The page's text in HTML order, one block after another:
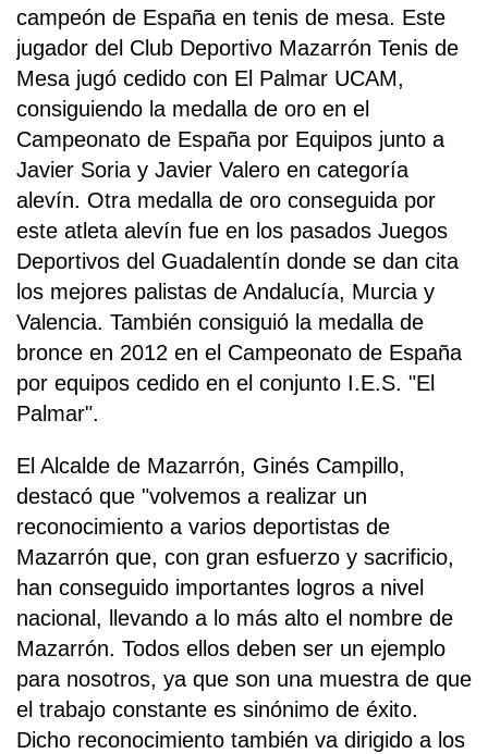
campeón de España en tenis de mesa. Este
jugador del Club Deportivo Mazarrón Tenis de
Mesa jugó cedido con El Palmar UCAM,
consiguiendo la medalla de oro en el
Campeonato de España por Equipos junto a
Javier Soria y Javier Valero en categoría
alevín. Otra medalla de oro conseguida por
este atleta alevín fue en los pasados Juegos
Deportivos del Guadalentín donde se dan cita
los mejores palistas de Andalucía, Murcia y
Valencia. También consiguió la medalla de
bronce en 2012 en el Campeonato de España
por equipos cedido en el conjunto I.E.S. "El
Palmar".
El Alcalde de Mazarrón, Ginés Campillo,
destacó que "volvemos a realizar un
reconocimiento a varios deportistas de
Mazarrón que, con gran esfuerzo y sacrificio,
han conseguido importantes logros a nivel
nacional, llevando a lo más alto el nombre de
Mazarrón. Todos ellos deben ser un ejemplo
para nosotros, ya que son una muestra de que
el trabajo constante es sinónimo de éxito.
Dicho reconocimiento también va dirigido a los